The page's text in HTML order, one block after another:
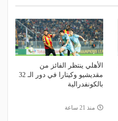
الأهلي ينتظر الفائز من
مقديشيو وكيتارا في دور الـ 32
بالكونفدرالية
منذ 21 ساعة